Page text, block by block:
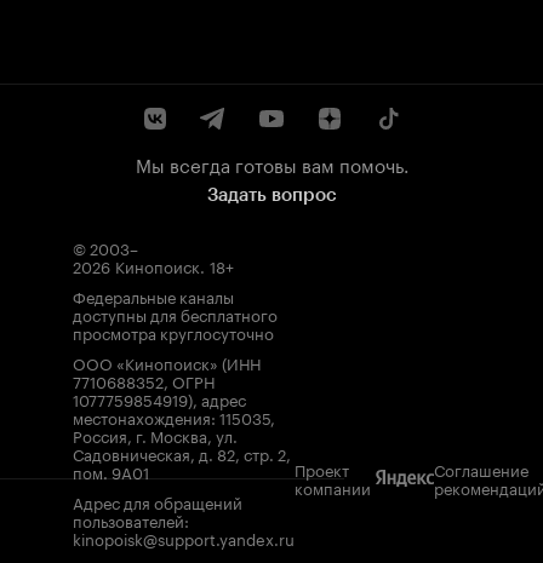
Мы всегда готовы вам помочь.
Задать вопрос
© 2003–
2026 Кинопоиск. 18+
Федеральные каналы
доступны для бесплатного
просмотра круглосуточно
ООО «Кинопоиск» (ИНН
7710688352, ОГРН
1077759854919), адрес
местонахождения: 115035,
Россия, г. Москва, ул.
Садовническая, д. 82, стр. 2,
пом. 9А01
Адрес для обращений
пользователей:
kinopoisk@support.yandex.ru
Проект
компании
Соглашение